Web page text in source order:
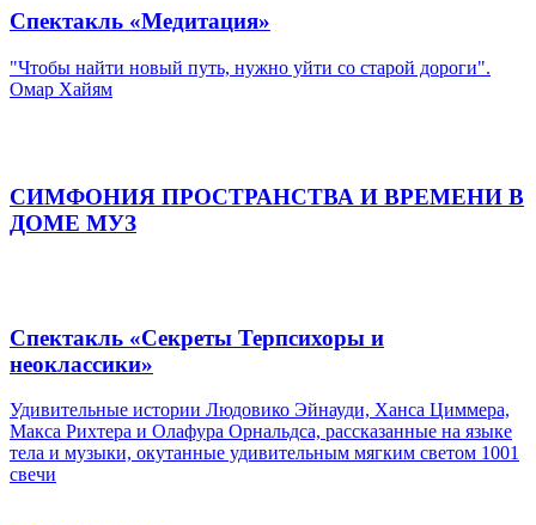
Спектакль «Медитация»
"Чтобы найти новый путь, нужно уйти со старой дороги".
Омар Хайям
СИМФОНИЯ ПРОСТРАНСТВА И ВРЕМЕНИ В
ДОМЕ МУЗ
Спектакль «Секреты Терпсихоры и
неоклассики»
Удивительные истории Людовико Эйнауди, Ханса Циммера,
Макса Рихтера и Олафура Орнальдса, рассказанные на языке
тела и музыки, окутанные удивительным мягким светом 1001
свечи